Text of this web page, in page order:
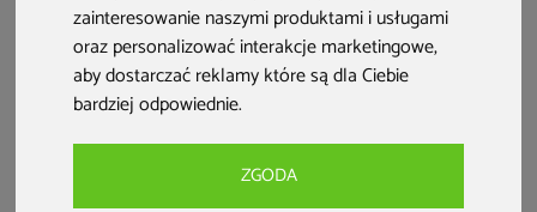
zainteresowanie naszymi produktami i usługami
oraz personalizować interakcje marketingowe,
aby dostarczać reklamy które są dla Ciebie
bardziej odpowiednie.
ZGODA